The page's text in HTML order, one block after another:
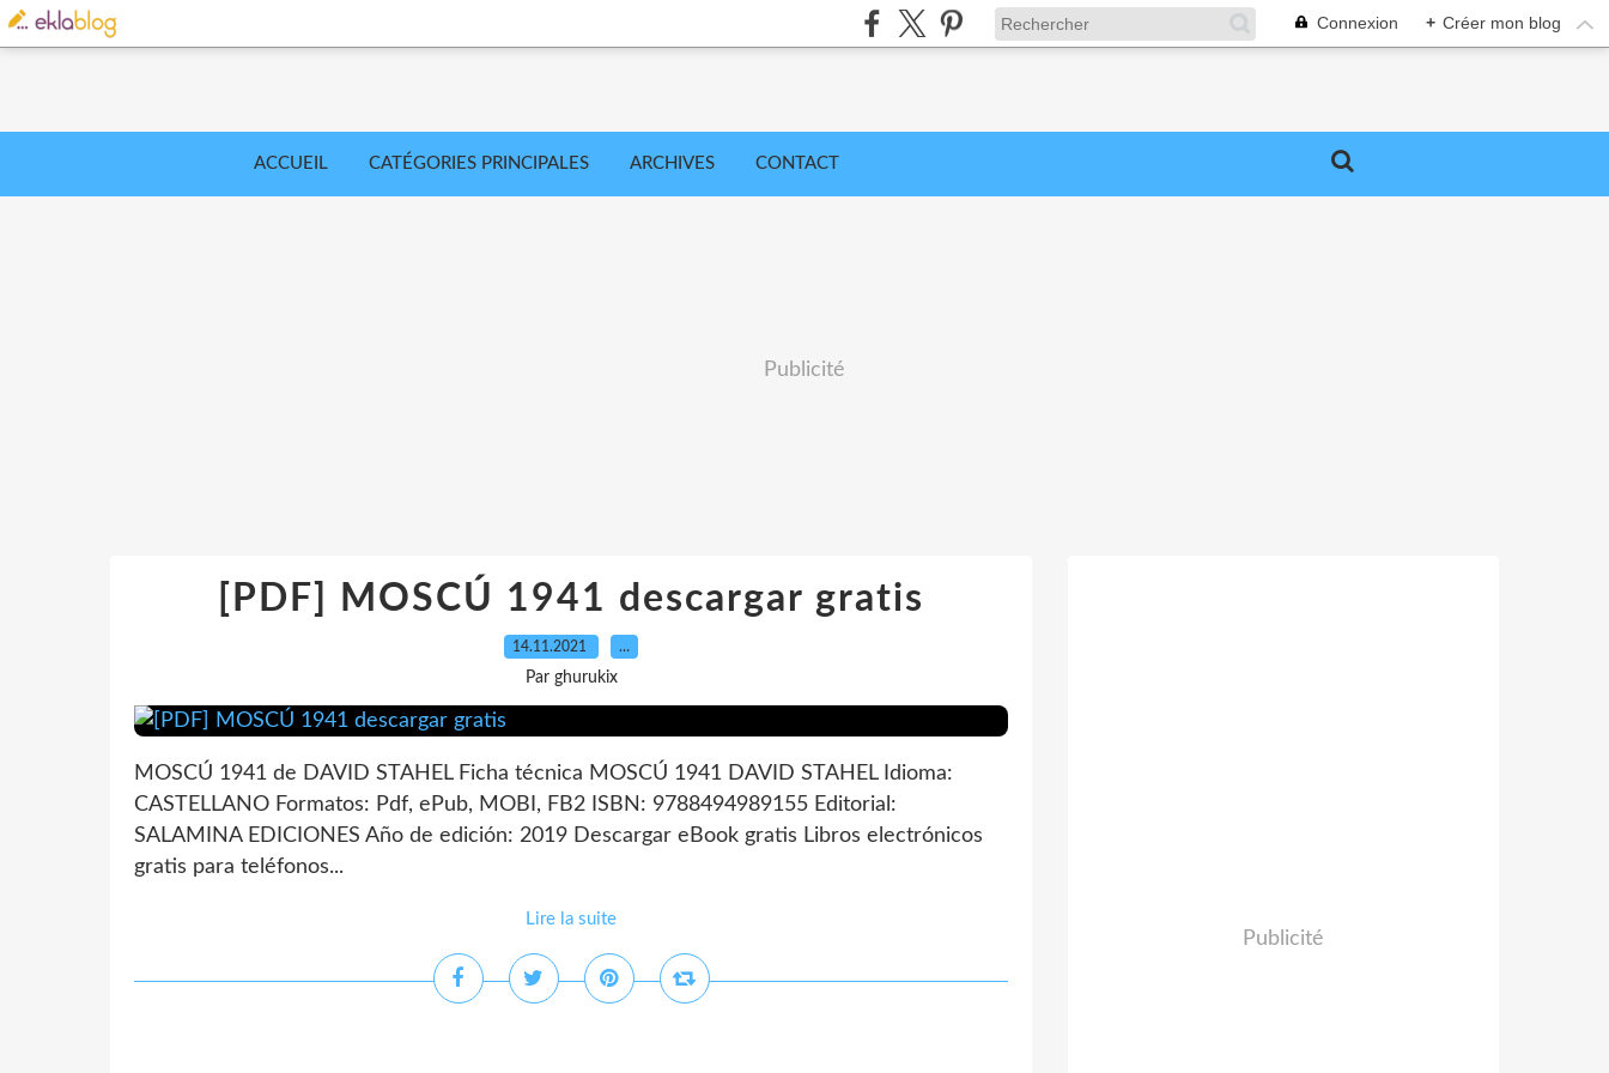
Connexion + Créer mon blog
ACCUEIL CATÉGORIES PRINCIPALES ARCHIVES CONTACT
Publicité
[PDF] MOSCÚ 1941 descargar gratis
14.11.2021 …
Par ghurukix
MOSCÚ 1941 de DAVID STAHEL Ficha técnica MOSCÚ 1941 DAVID STAHEL Idioma:
CASTELLANO Formatos: Pdf, ePub, MOBI, FB2 ISBN: 9788494989155 Editorial:
SALAMINA EDICIONES Año de edición: 2019 Descargar eBook gratis Libros electrónicos
gratis para teléfonos...
Lire la suite
Publicité